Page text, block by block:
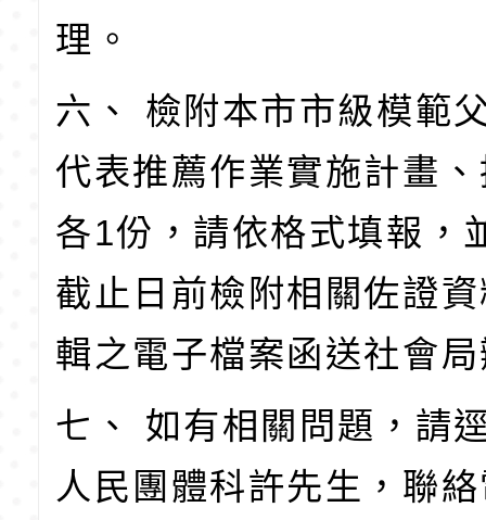
理。
六、 檢附本市市級模範
代表推薦作業實施計畫
各1份，請依格式填報，
截止日前檢附相關佐證
輯之電子檔案函送社會
七、 如有相關問題，請
人民團體科許先生，聯